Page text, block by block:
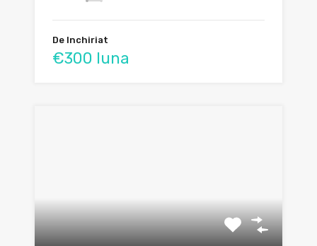
De Inchiriat
€300 luna